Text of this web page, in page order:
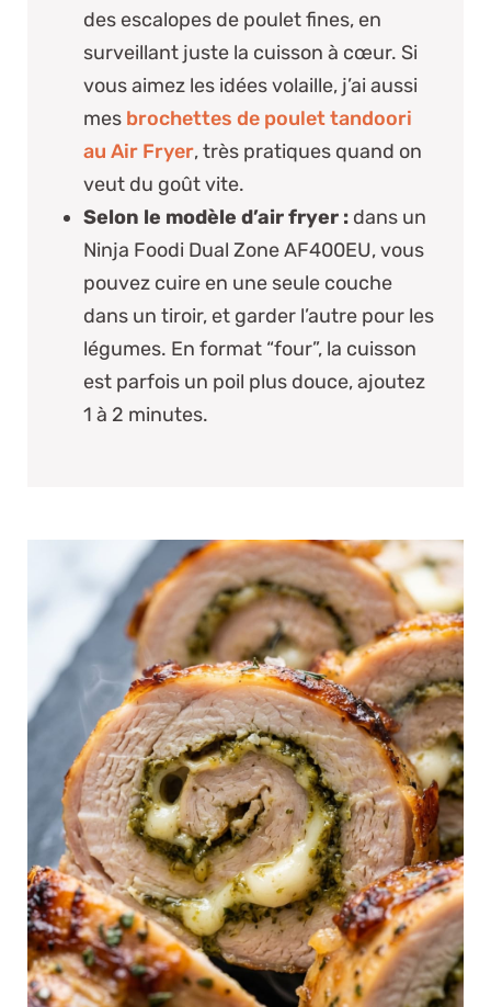
des escalopes de poulet fines, en
surveillant juste la cuisson à cœur. Si
vous aimez les idées volaille, j’ai aussi
mes brochettes de poulet tandoori
au Air Fryer, très pratiques quand on
veut du goût vite.
Selon le modèle d’air fryer : dans un
Ninja Foodi Dual Zone AF400EU, vous
pouvez cuire en une seule couche
dans un tiroir, et garder l’autre pour les
légumes. En format “four”, la cuisson
est parfois un poil plus douce, ajoutez
1 à 2 minutes.